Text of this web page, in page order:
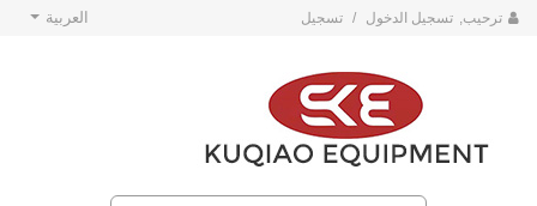
ترحيب, تسجيل الدخول / تسجيل العربية